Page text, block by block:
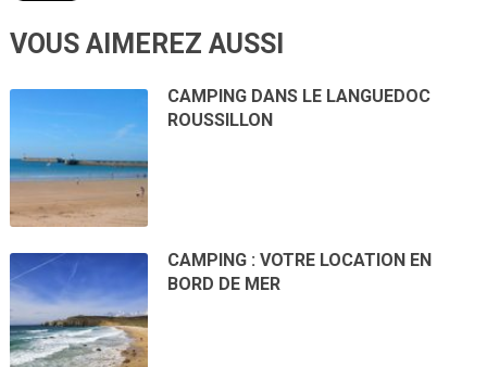
VOUS AIMEREZ AUSSI
CAMPING DANS LE LANGUEDOC
ROUSSILLON
CAMPING : VOTRE LOCATION EN
BORD DE MER